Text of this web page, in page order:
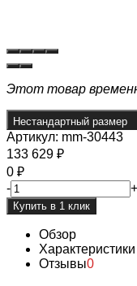
Этот товар
Нестандартный размер
Артикул: mm-30443
133 629 ₽
0 ₽
-
+
Обзор
Характеристики
Отзывы0